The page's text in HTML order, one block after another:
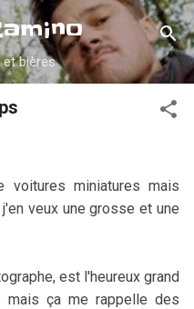
principal
et bières
voitures miniatures mais
veux une grosse et une
est l'heureux grand
ça me rappelle des